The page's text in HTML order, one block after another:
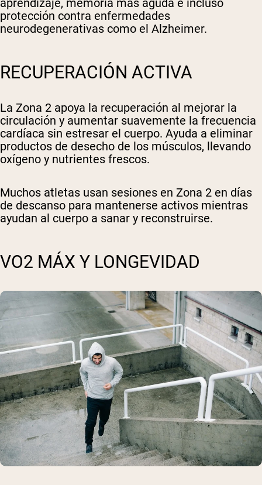
aprendizaje, memoria más aguda e incluso
protección contra enfermedades
neurodegenerativas como el Alzheimer.
RECUPERACIÓN ACTIVA
La Zona 2 apoya la recuperación al mejorar la
circulación y aumentar suavemente la frecuencia
cardíaca sin estresar el cuerpo. Ayuda a eliminar
productos de desecho de los músculos, llevando
oxígeno y nutrientes frescos.
Muchos atletas usan sesiones en Zona 2 en días
de descanso para mantenerse activos mientras
ayudan al cuerpo a sanar y reconstruirse.
VO2 MÁX Y LONGEVIDAD